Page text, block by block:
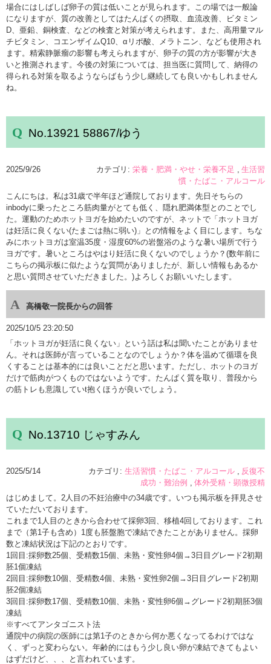
場合にはしばしば卵子の質は低いことが見られます。この場では一般論
になりますが、質の改善としてはたんぱくの摂取、血流改善、ビタミン
D、亜鉛、銅検査、などの検査と対策が考えられます。また、高用量マル
チビタミン、コエンザイムQ10、αリポ酸、メラトニン、なども使用され
ます。精索静脈瘤の影響も考えられますが、卵子の質の方が影響が大き
いと推測されます。今後の対策については、担当医に質問して、納得の
得られる対策を取るようならばもう少し継続しても良いかもしれません
ね。
No.13921 58867/ゆう
カテゴリ: 栄養・肥満・やせ・栄養不足
生活習
慣・たばこ・アルコール
2025/9/26
こんにちは。私は31歳で半年ほど通院しております。先日そちらの
inbodyに乗ったところ筋肉量がとても低く、隠れ肥満体型とのことでし
た。運動のためホットヨガを始めたいのですが、ネットで「ホットヨガ
は妊活に良くない(たまごは熱に弱い)」との情報をよく目にします。ちな
みにホットヨガは室温35度・湿度60%の岩盤浴のような暑い場所で行う
ヨガです。暑いところはやはり妊活に良くないのでしょうか？(数年前に
こちらの掲示板に似たような質問がありましたが、新しい情報もあるか
と思い質問させていただきました。)よろしくお願いいたします。
高橋敬一院長からの回答
2025/10/5 23:20:50
「ホットヨガが妊活に良くない」という話は私は聞いたことがありませ
ん。それは医師が言っていることなのでしょうか？体を温めて循環を良
くすることは基本的には良いことだと思います。ただし、ホットのヨガ
だけで筋肉がつくものではないようです。たんぱく質を取り、普段から
の筋トレも意識していt抱くほうが良いでしょう。
No.13710 じゃすみん
カテゴリ: 生活習慣・たばこ・アルコール
反復不
成功・難治例
体外受精・顕微授精
2025/5/14
はじめまして。2人目の不妊治療中の34歳です。いつも掲示板を拝見させ
ていただいております。
これまで1人目のときから合わせて採卵3回、移植4回しております。これ
まで（第1子も含め）1度も胚盤胞で凍結できたことがありません。採卵
数と凍結状況は下記のとおりです。
1回目:採卵数25個、受精数15個、未熟・変性卵4個→3日目グレード2初期
胚1個凍結
2回目:採卵数10個、受精数4個、未熟・変性卵2個→3日目グレード2初期
胚2個凍結
3回目:採卵数17個、受精数10個、未熟・変性卵6個→グレード2初期胚3個
凍結
※すべてアンタゴニスト法
通院中の病院の医師には第1子のときから何か悪くなってるわけではな
く、ずっと変わらない。年齢的にはもう少し良い卵が凍結できてもよい
はずだけど、、、と言われています。